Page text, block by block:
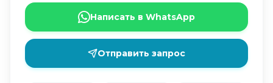
Написать в WhatsApp
Отправить запрос